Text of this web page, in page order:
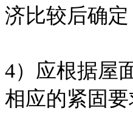
济比较后确
4）应根据屋
相应的紧固要